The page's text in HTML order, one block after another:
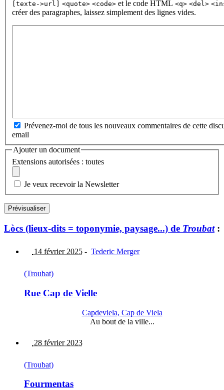
[texte->url]
<quote> <code> et le code HTML <q> <del>
créer des paragraphes, laissez simplement des lignes vides.
Prévenez-moi de tous les nouveaux commentaires de cette
email
Ajouter un document
Extensions autorisées : toutes
Je veux recevoir la Newsletter
Lòcs (lieux-dits = toponymie, paysage...) de Troubat:
14 février 2025 - Tederic Merger
(Troubat)
Rue Cap de Vielle
Capdeviela, Cap de Viela
Au bout de la ville...
28 février 2023
(Troubat)
Fourmentas